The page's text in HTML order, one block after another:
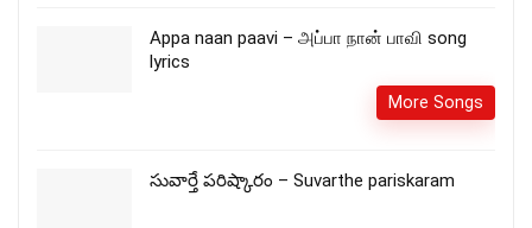
Appa naan paavi – அப்பா நான் பாவி song
lyrics
More Songs
సువార్తే పరిష్కారం – Suvarthe pariskaram